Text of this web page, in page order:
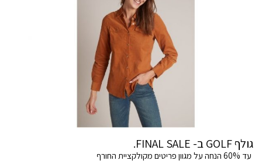
גולף GOLF ב- FINAL SALE.
עד 60% הנחה על מגוון פריטים מקולקציית החורף